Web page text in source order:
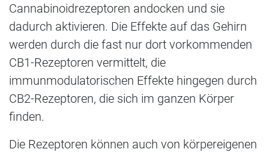
Cannabinoidrezeptoren andocken und sie
dadurch aktivieren. Die Effekte auf das Gehirn
werden durch die fast nur dort vorkommenden
CB1-Rezeptoren vermittelt, die
immunmodulatorischen Effekte hingegen durch
CB2-Rezeptoren, die sich im ganzen Körper
finden.
Die Rezeptoren können auch von körpereigenen